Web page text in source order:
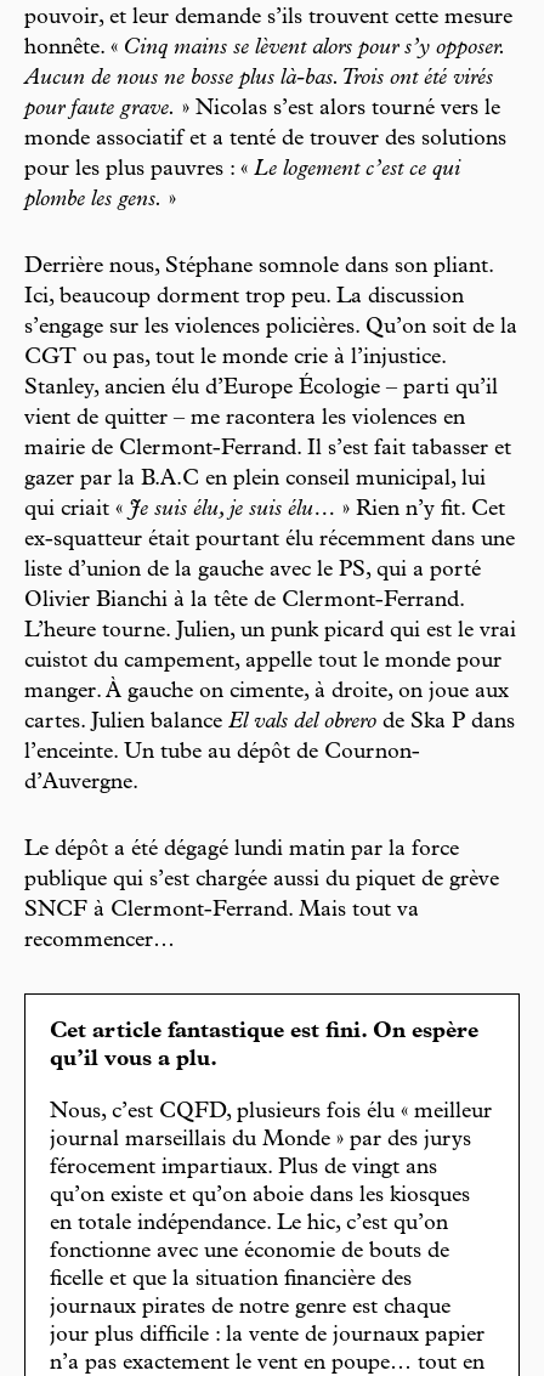
pouvoir, et leur demande s’ils trouvent cette mesure
honnête. « Cinq mains se lèvent alors pour s’y opposer.
Aucun de nous ne bosse plus là-bas. Trois ont été virés
pour faute grave. » Nicolas s’est alors tourné vers le
monde associatif et a tenté de trouver des solutions
pour les plus pauvres : « Le logement c’est ce qui
plombe les gens. »
Derrière nous, Stéphane somnole dans son pliant.
Ici, beaucoup dorment trop peu. La discussion
s’engage sur les violences policières. Qu’on soit de la
CGT ou pas, tout le monde crie à l’injustice.
Stanley, ancien élu d’Europe Écologie – parti qu’il
vient de quitter – me racontera les violences en
mairie de Clermont-Ferrand. Il s’est fait tabasser et
gazer par la B.A.C en plein conseil municipal, lui
qui criait « Je suis élu, je suis élu… » Rien n’y fit. Cet
ex-squatteur était pourtant élu récemment dans une
liste d’union de la gauche avec le PS, qui a porté
Olivier Bianchi à la tête de Clermont-Ferrand.
L’heure tourne. Julien, un punk picard qui est le vrai
cuistot du campement, appelle tout le monde pour
manger. À gauche on cimente, à droite, on joue aux
cartes. Julien balance El vals del obrero de Ska P dans
l’enceinte. Un tube au dépôt de Cournon-
d’Auvergne.
Le dépôt a été dégagé lundi matin par la force
publique qui s’est chargée aussi du piquet de grève
SNCF à Clermont-Ferrand. Mais tout va
recommencer…
Cet article fantastique est fini. On espère
qu’il vous a plu.
Nous, c’est CQFD, plusieurs fois élu « meilleur
journal marseillais du Monde » par des jurys
férocement impartiaux. Plus de vingt ans
qu’on existe et qu’on aboie dans les kiosques
en totale indépendance. Le hic, c’est qu’on
fonctionne avec une économie de bouts de
ficelle et que la situation financière des
journaux pirates de notre genre est chaque
jour plus difficile : la vente de journaux papier
n’a pas exactement le vent en poupe… tout en